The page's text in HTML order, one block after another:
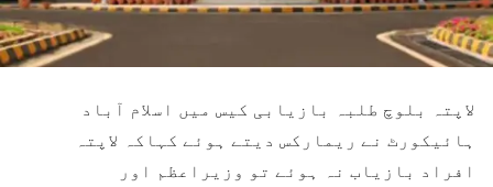
لاپتہ بلوچ طلبہ بازیابی کیس میں اسلام آباد
ہائیکورٹ نے ریمارکس دیتے ہوئے کہاکہ لاپتہ
افراد بازیاب نہ ہوئے تو وزیراعظم اور